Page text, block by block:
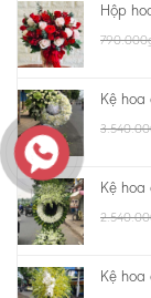
Hộp
790.000
Kệ hoa
Kệ hoa
Kệ hoa